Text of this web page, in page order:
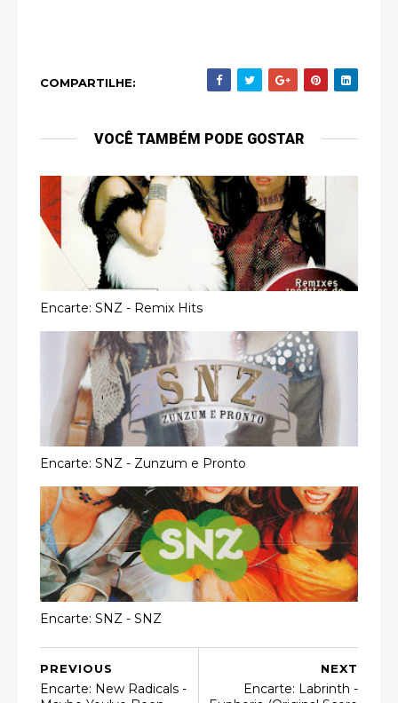
COMPARTILHE:
VOCÊ TAMBÉM PODE GOSTAR
Encarte: SNZ - Remix Hits
Encarte: SNZ - Zunzum e Pronto
Encarte: SNZ - SNZ
NEXT
Encarte: Labrinth -
PREVIOUS
Encarte: New Radicals -